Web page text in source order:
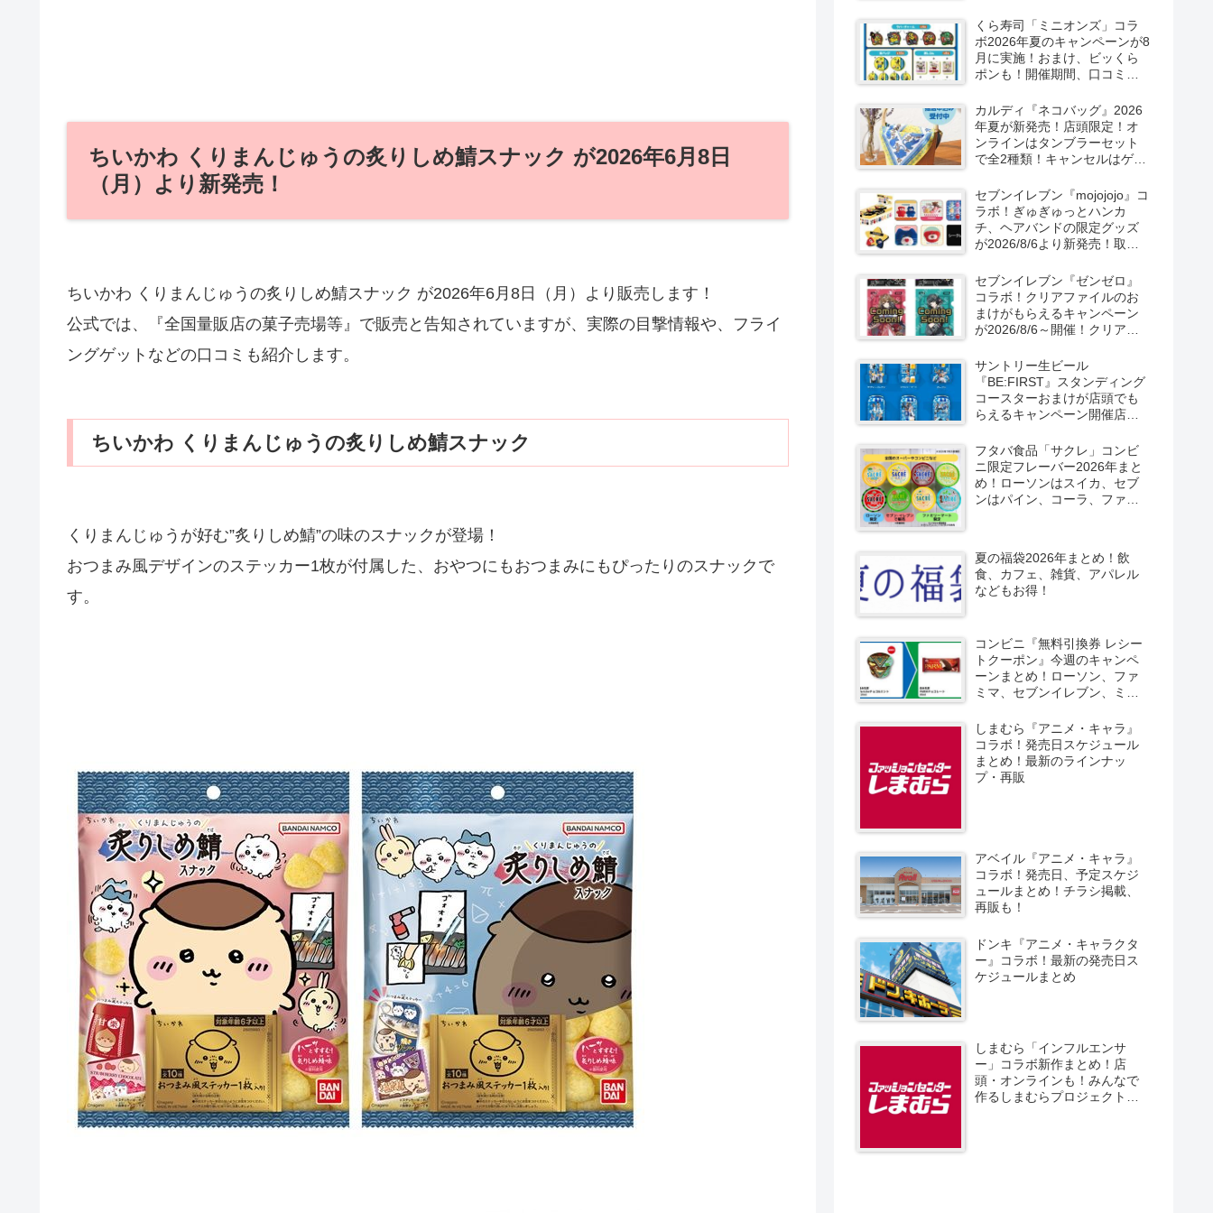
ちいかわ くりまんじゅうの炙りしめ鯖スナック が2026年6月8日
（月）より新発売！
ちいかわ くりまんじゅうの炙りしめ鯖スナック が2026年6月8日（月）より販売します！
公式では、『全国量販店の菓子売場等』で販売と告知されていますが、実際の目撃情報や、フライ
ングゲットなどの口コミも紹介します。
ちいかわ くりまんじゅうの炙りしめ鯖スナック
くりまんじゅうが好む”炙りしめ鯖”の味のスナックが登場！
おつまみ風デザインのステッカー1枚が付属した、おやつにもおつまみにもぴったりのスナックで
す。
る！
くら寿司「ミニオンズ」コラ
ボ2026年夏のキャンペーンが8
月に実施！おまけ、ビッくら
ポンも！開催期間、口コミ、
カルディ『ネコバッグ』2026
年夏が新発売！店頭限定！オ
ンラインはタンブラーセット
で全2種類！キャンセルはゲリ
セブンイレブン『mojojojo』コ
ラボ！ぎゅぎゅっとハンカ
チ、ヘアバンドの限定グッズ
が2026/8/6より新発売！取扱
セブンイレブン『ゼンゼロ』
コラボ！クリアファイルのお
まけがもらえるキャンペーン
が2026/8/6～開催！クリアカ
売！
サントリー生ビール
『BE:FIRST』スタンディング
コースターおまけが店頭でも
らえるキャンペーン開催店は
定で6種類！見分け方！セブ
ン、ファミマ、ローソン、デ
イリーヤマザキ、ミニストッ
プなどで！クーラーバッグ
フタバ食品「サクレ」コンビ
ニ限定フレーバー2026年まと
め！ローソンはスイカ、セブ
ンはパイン、コーラ、ファミ
夏の福袋2026年まとめ！飲
食、カフェ、雑貨、アパレル
などもお得！
コンビニ『無料引換券 レシー
トクーポン』今週のキャンペ
ーンまとめ！ローソン、ファ
ミマ、セブンイレブン、ミニ
しまむら『アニメ・キャラ』
コラボ！発売日スケジュール
まとめ！最新のラインナッ
プ・再販
アベイル『アニメ・キャラ』
コラボ！発売日、予定スケジ
ュールまとめ！チラシ掲載、
再販も！
ドンキ『アニメ・キャラクタ
ー』コラボ！最新の発売日ス
ケジュールまとめ
しまむら「インフルエンサ
ー」コラボ新作まとめ！店
頭・オンラインも！みんなで
作るしまむらプロジェクト！